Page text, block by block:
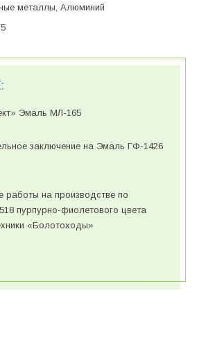
металлы, Алюминий
Эмаль МЛ-165
заключение на Эмаль ГФ-1426
работы на производстве по
пурпурно-фиолетового цвета
«Болотоходы»